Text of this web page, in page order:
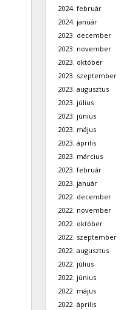
2024. február
2024. január
2023. december
2023. november
2023. október
2023. szeptember
2023. augusztus
2023. július
2023. június
2023. május
2023. április
2023. március
2023. február
2023. január
2022. december
2022. november
2022. október
2022. szeptember
2022. augusztus
2022. július
2022. június
2022. május
2022. április